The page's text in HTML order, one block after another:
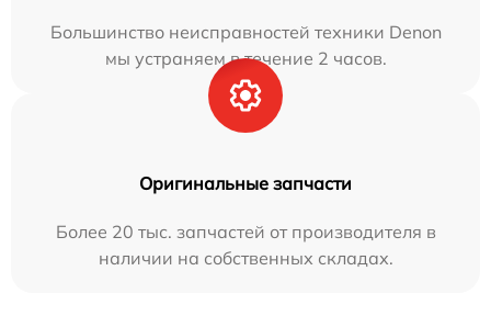
Большинство неисправностей техники Denon
мы устраняем в течение 2 часов.
Оригинальные запчасти
Более 20 тыс. запчастей от производителя в
наличии на собственных складах.